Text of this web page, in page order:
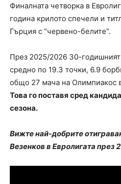
Финалната четворка в
година крилото спечели и
Гърция с “червено-белите”.
През 2025/2026 30-годишният
средно по 19.3 точки, 6.9
общо 27 мача на Олимпиакос
Това го поставя сред
сезона.
Вижте най-добрите
Везенков в Евролигата през